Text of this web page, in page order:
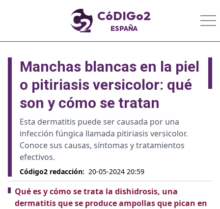
CóDIGo2
ESPAÑA
Manchas blancas en la piel
o pitiriasis versicolor: qué
son y cómo se tratan
Esta dermatitis puede ser causada por una
infección fúngica llamada pitiriasis versicolor.
Conoce sus causas, síntomas y tratamientos
efectivos.
Código2 redacción: 20-05-2024 20:59
Qué es y cómo se trata la dishidrosis, una
dermatitis que se produce ampollas que pican en